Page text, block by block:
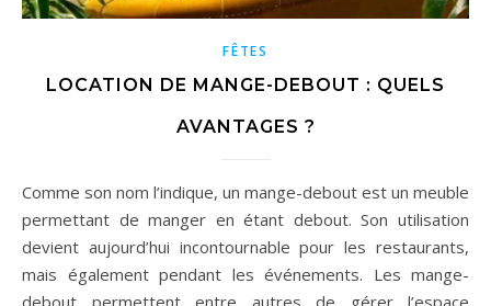
FÊTES
LOCATION DE MANGE-DEBOUT : QUELS
AVANTAGES ?
Comme son nom l’indique, un mange-debout est un meuble
permettant de manger en étant debout. Son utilisation
devient aujourd’hui incontournable pour les restaurants,
mais également pendant les événements. Les mange-